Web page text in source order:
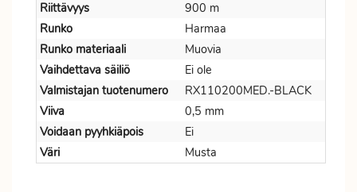
Riittävyys
900 m
Runko
Harmaa
Runko materiaali
Muovia
Vaihdettava säiliö
Ei ole
Valmistajan tuotenumero
RX110200MED.-BLACK
Viiva
0,5 mm
Voidaan pyyhkiäpois
Ei
Väri
Musta